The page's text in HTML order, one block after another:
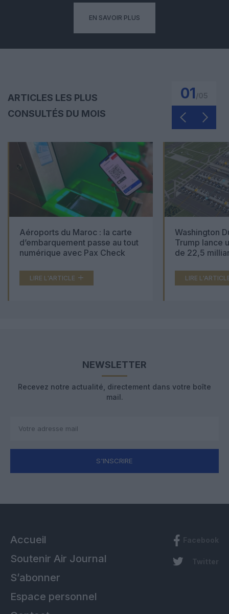
EN SAVOIR PLUS
ARTICLES LES PLUS
CONSULTÉS DU MOIS
01
Aéroports du Maroc : la carte
d’embarquement passe au tout
numérique avec Pax Check
LIRE L'ARTICLE
Washington
Trump lance
de 22,5
LIRE
NEWSLETTER
Recevez notre actualité, directement dans votre boîte
mail.
S'INSCRIRE
Accueil
Soutenir Air Journal
S’abonner
Espace personnel